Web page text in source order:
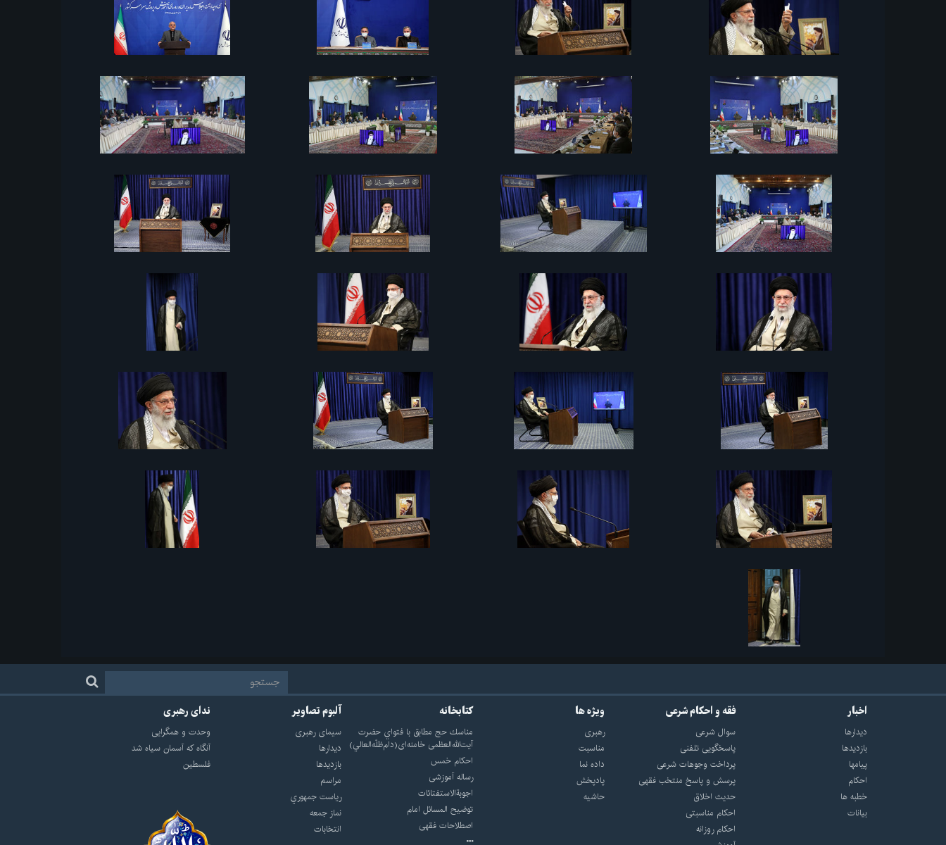
اخبار
دیدارها
بازديدها
پيامها
احكام
خطبه ها
بیانات
فقه و احکام شرعی
سوال شرعی
پاسخگویی تلفنی
پرداخت وجوهات شرعی
پرسش و پاسخ منتخب فقهی
حدیث اخلاق
احکام مناسبتی
احکام روزانه
ویژه ها
رهبری
مناسبت
داده نما
پادپخش
حاشیه
کتابخانه
مناسك حج مطابق با فتواي حضرت
آيت‌الله‌العظمى خامنه‌اى(دام‌ظلّه‌العالي)
احکام خمس
رساله آموزشی
اجوبة‌الاستفتائات
توضيح المسائل امام
اصطلاحات فقهى
آلبوم تصاویر
سيماى رهبرى
ديدارها
بازديدها
مراسم
رياست جمهوري
نماز جمعه
انتخابات
ندای رهبری
وحدت و همگرایی
آنگاه که آسمان سیاه شد
فلسطین